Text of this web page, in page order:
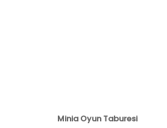
Minia Oyun Taburesi